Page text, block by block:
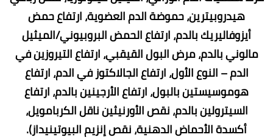
هيدروبيترين، حموضة الدم العضوية، ارتفاع حمض
أيزوفاليريك بالدم، ارتفاع الحمض البروبيوني/الميثيل
مالوني بالدم، مرض البول القيقبي، ارتفاع التيروزين في
الدم – النوع الأول، ارتفاع الجالاكتوز في الدم، ارتفاع
هوموسيستين بالبول، ارتفاع الأرجينين بالدم، ارتفاع
السيترولين بالدم، نقص الأورنيثين ناقل الكربامويل،
أكسدة الأحماض الدهنية، نقص إنزيم البيوتينيداز).